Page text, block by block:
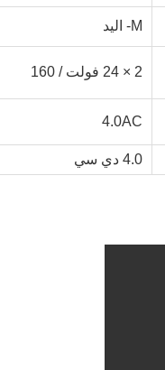
M- اليد
2 × 24 فولت / 160
4.0AC
4.0 دي سي